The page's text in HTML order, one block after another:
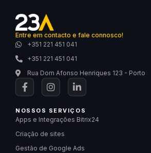
Entre em contacto e fale connosco!
+351 221 451 041
+351 221 451 041
Rua Dom Afonso Henriques 123 - Porto
NOSSOS SERVIÇOS
Apps e Integrações Bitrix24
Criação de sites
Gestão de Google Ads